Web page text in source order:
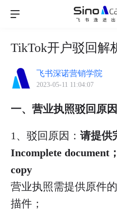
TikTok开户驳回解
飞书深诺营销学院
2023-05-11 11:04:07
一、 营业执照驳回原
1、驳回原因： 请提供
Incomplete document
copy
营业执照需提供原件
描件；